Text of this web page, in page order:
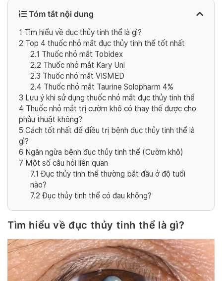
Tóm tắt nội dung
1 Tìm hiểu về đục thủy tinh thể là gì?
2 Top 4 thuốc nhỏ mắt đục thủy tinh thể tốt nhất
2.1 Thuốc nhỏ mắt Tobidex
2.2 Thuốc nhỏ mắt Kary Uni
2.3 Thuốc nhỏ mắt VISMED
2.4 Thuốc nhỏ mắt Taurine Solopharm 4%
3 Lưu ý khi sử dụng thuốc nhỏ mắt đục thủy tinh thể
4 Thuốc nhỏ mắt trị cườm khô có thay thế được cho
phẫu thuật không?
5 Cách tốt nhất để điều trị bệnh đục thủy tinh thể là
gì?
6 Ngăn ngừa bệnh đục thủy tinh thể (Cườm khô)
7 Một số câu hỏi liên quan
7.1 Đục thủy tinh thể thường bắt đầu ở độ tuổi
nào?
7.2 Đục thủy tinh thể có đau không?
Tìm hiểu về đục thủy tinh thể là gì?